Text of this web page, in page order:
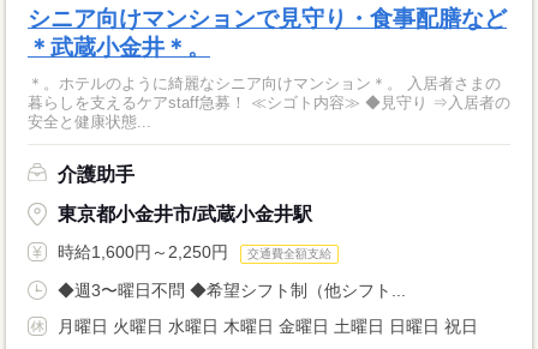
シニア向けマンションで見守り・食事配膳など
＊武蔵小金井＊。
＊。ホテルのように綺麗なシニア向けマンション＊。 入居者さまの
暮らしを支えるケアstaff急募！ ≪シゴト内容≫ ◆見守り ⇒入居者の
安全と健康状態...
介護助手
東京都小金井市/武蔵小金井駅
時給1,600円～2,250円 交通費全額支給
◆週3〜曜日不問 ◆希望シフト制（他シフト...
月曜日 火曜日 水曜日 木曜日 金曜日 土曜日 日曜日 祝日